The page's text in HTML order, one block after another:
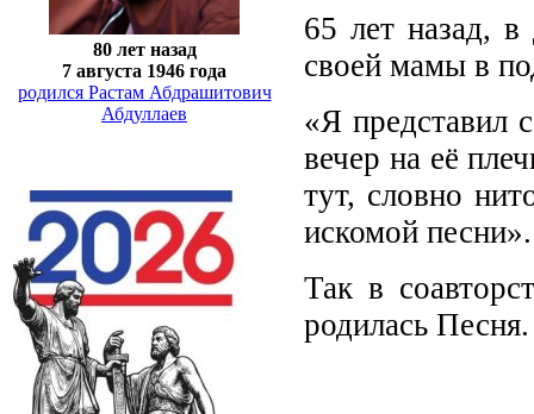
80 лет назад
7 августа 1946 года
родился Растам Абдрашитович
Абдуллаев
65 лет назад,
своей мамы в
«Я представил
вечер на её
тут, словно
искомой песни».
Так в
родилась Песня.